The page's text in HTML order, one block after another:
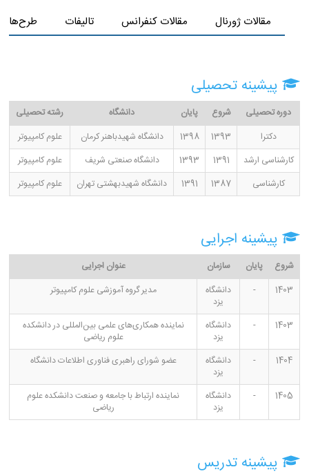
مقالات ژورنال مقالات کنفرانس تالیفات
پیشینه تحصیلی
دوره تحصیلی شروع پایان دانشگاه
رشته تحصیلی
دکترا
1393
1398 دانشگاه شهیدباهنر کرمان
علوم کامپیوتر
کارشناسی ارشد
1391
1393 دانشگاه صنعتی شریف
علوم کامپیوتر
کارشناسی
1387
1391 دانشگاه شهیدبهشتی تهران علوم کامپیوتر
پیشینه اجرایی
شروع پایان سازمان
عنوان اجرایی
1403
-
دانشگاه
یزد
مدیر گروه آموزشی علوم کامپیوتر
1403
-
دانشگاه
یزد
نماینده همکاری‌های علمی بین‌المللی در دانشکده
علوم ریاضی
1404
-
دانشگاه
یزد
عضو شورای راهبری فناوری اطلاعات دانشگاه
1405
-
دانشگاه
یزد
نماینده ارتباط با جامعه و صنعت دانشکده علوم
ریاضی
پیشینه تدریس